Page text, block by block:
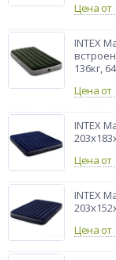
Цена от
INTEX
136кг,
Цена от
INTEX
Цена от
INTEX
Цена от